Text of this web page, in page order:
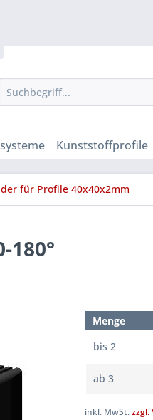
Kunststoffprofile
für Profile 40x40x2mm
Menge
bis2
ab3
inkl. MwSt.zzgl.